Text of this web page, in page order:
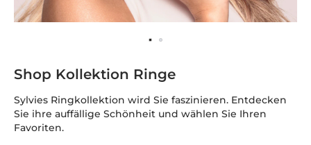
Shop Kollektion Ringe
Sylvies Ringkollektion wird Sie faszinieren. Entdecken
Sie ihre auffällige Schönheit und wählen Sie Ihren
Favoriten.